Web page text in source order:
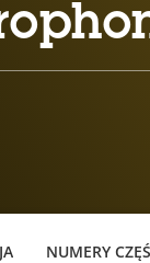
NUMERY